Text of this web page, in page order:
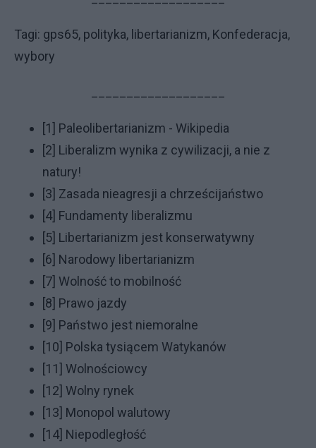
Ta­gi: gps65, polityka, libertarianizm, Konfederacja,
wybory
[1] Paleolibertarianizm - Wikipedia
[2] Liberalizm wynika z cywilizacji, a nie z
natury!
[3] Zasada nieagresji a chrześcijaństwo
[4] Fundamenty liberalizmu
[5] Libertarianizm jest konserwatywny
[6] Narodowy libertarianizm
[7] Wolność to mobilność
[8] Prawo jazdy
[9] Państwo jest niemoralne
[10] Polska tysiącem Watykanów
[11] Wolnościowcy
[12] Wolny rynek
[13] Monopol walutowy
[14] Niepodległość